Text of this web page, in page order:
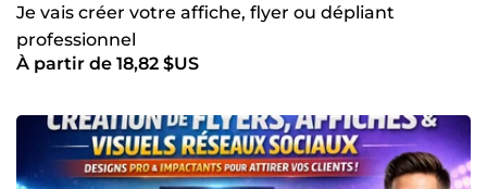
Je vais créer votre affiche, flyer ou dépliant
professionnel
À partir de 18,82 $US